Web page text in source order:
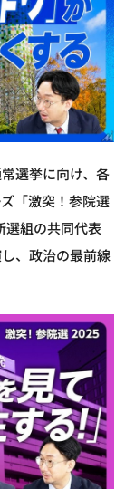
選挙に向け、各
「激突！参院選
選組の共同代表
、政治の最前線